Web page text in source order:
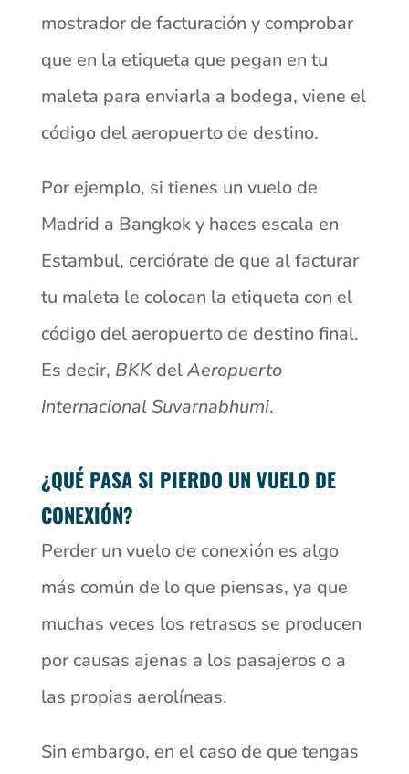
mostrador de facturación y comprobar
que en la etiqueta que pegan en tu
maleta para enviarla a bodega, viene el
código del aeropuerto de destino.
Por ejemplo, si tienes un vuelo de
Madrid a Bangkok y haces escala en
Estambul, cerciórate de que al facturar
tu maleta le colocan la etiqueta con el
código del aeropuerto de destino final.
Es decir, BKKdelAeropuerto
Internacional Suvarnabhumi.
¿QUÉ PASA SI PIERDO UN VUELO DE
CONEXIÓN?
Perder un vuelo de conexión es algo
más común de lo que piensas, ya que
muchas veces los retrasos se producen
por causas ajenas a los pasajeros o a
las propias aerolíneas.
Sin embargo, en el caso de que tengas